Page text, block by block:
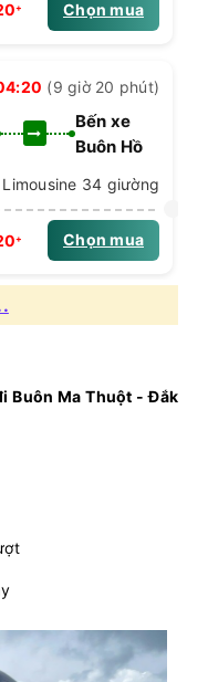
+ Chọn mua
(9 giờ 20 phút)
Bến xe
Buôn Hồ
Limousine 34 giường
+ Chọn mua
14)
Nam Buôn Mê
Thuột
Buôn Ma Thuột - Đắk